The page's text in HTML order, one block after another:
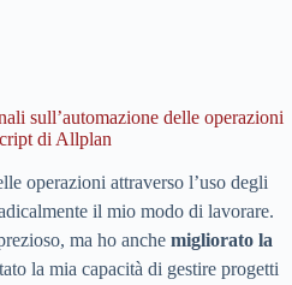
sull’automazione delle operazioni
di Allplan
operazioni attraverso l’uso degli
il mio modo di lavorare.
ma ho anche migliorato la
la mia capacità di gestire progetti